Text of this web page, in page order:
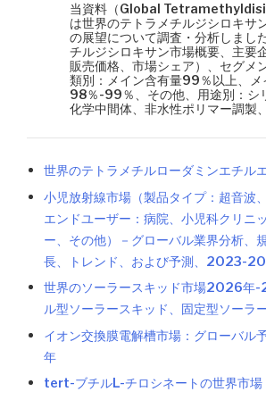
当資料（Global
は世界のテトラメチルジシロキサ
の展望について調査・分析しまし
チルジシロキサン市場概要、主要
販売価格、市場シェア）、セグメ
類別：メイン含有量99％以上、メ
98％-99％、その他、用途別：シ
化学中間体、非水性ポリマー調製
世界のテトラメチルローダミンエチル
小児放射線市場（製品タイプ：超音波
エンドユーザー：病院、小児科クリニ
ー、その他）－グローバル業界分析、
長、トレンド、および予測、2023-
世界のソーラースキッド市場2026年
ル型ソーラースキッド、固定型ソーラ
イオン交換膜電解槽市場：グローバ
年
tert-ブチルL-チロシネートの世界市場